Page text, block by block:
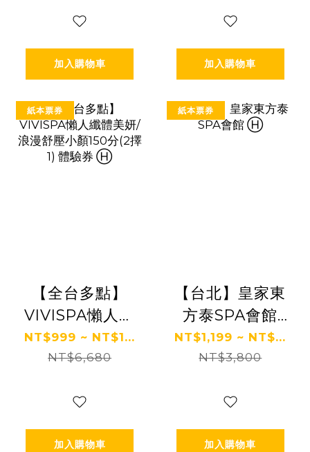
加入購物車 加入購物車
紙本票券
【全台多點】
VIVISPA懶人纖
體美妍/浪漫舒
壓小顏150分(2
NT$999 ~ NT$1...
NT$6,680
加入購物車
紙本票券
【台北】皇家東
方泰SPA會館
Ⓗ
NT$1,199 ~ NT$...
NT$3,800
加入購物車